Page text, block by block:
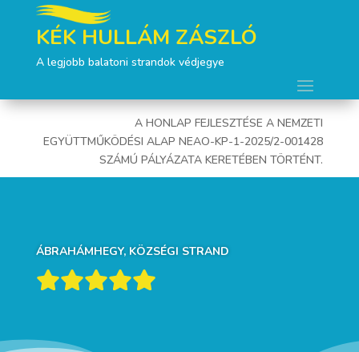
KÉK HULLÁM ZÁSZLÓ
A legjobb balatoni strandok védjegye
A HONLAP FEJLESZTÉSE A NEMZETI
EGYÜTTMŰKÖDÉSI ALAP NEAO-KP-1-2025/2-001428
SZÁMÚ PÁLYÁZATA KERETÉBEN TÖRTÉNT.
ÁBRAHÁMHEGY, KÖZSÉGI STRAND